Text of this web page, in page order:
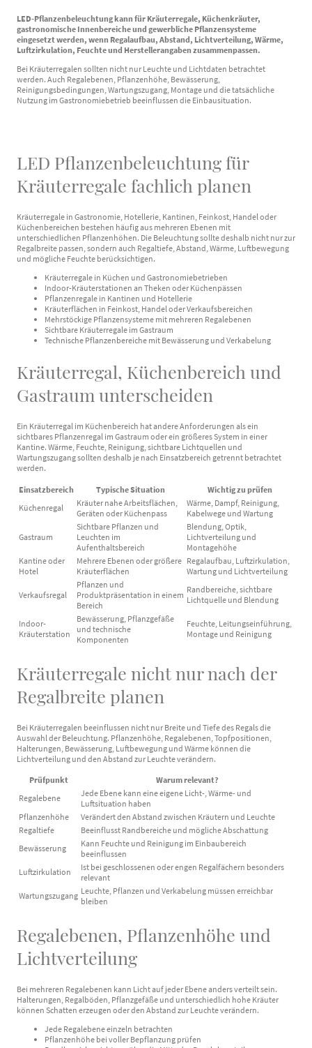
LED-Pflanzenbeleuchtung kann für Kräuterregale, Küchenkräuter,
gastronomische Innenbereiche und gewerbliche Pflanzensysteme
eingesetzt werden, wenn Regalaufbau, Abstand, Lichtverteilung, Wärme,
Luftzirkulation, Feuchte und Herstellerangaben zusammenpassen.
Bei Kräuterregalen sollten nicht nur Leuchte und Lichtdaten betrachtet
werden. Auch Regalebenen, Pflanzenhöhe, Bewässerung,
Reinigungsbedingungen, Wartungszugang, Montage und die tatsächliche
Nutzung im Gastronomiebetrieb beeinflussen die Einbausituation.
LED Pflanzenbeleuchtung für
Kräuterregale fachlich planen
Kräuterregale in Gastronomie, Hotellerie, Kantinen, Feinkost, Handel oder
Küchenbereichen bestehen häufig aus mehreren Ebenen mit
unterschiedlichen Pflanzenhöhen. Die Beleuchtung sollte deshalb nicht nur zur
Regalbreite passen, sondern auch Regaltiefe, Abstand, Wärme, Luftbewegung
und mögliche Feuchte berücksichtigen.
Kräuterregale in Küchen und Gastronomiebetrieben
Indoor-Kräuterstationen an Theken oder Küchenpässen
Pflanzenregale in Kantinen und Hotellerie
Kräuterflächen in Feinkost, Handel oder Verkaufsbereichen
Mehrstöckige Pflanzensysteme mit mehreren Regalebenen
Sichtbare Kräuterregale im Gastraum
Technische Pflanzenbereiche mit Bewässerung und Verkabelung
Kräuterregal, Küchenbereich und
Gastraum unterscheiden
Ein Kräuterregal im Küchenbereich hat andere Anforderungen als ein
sichtbares Pflanzenregal im Gastraum oder ein größeres System in einer
Kantine. Wärme, Feuchte, Reinigung, sichtbare Lichtquellen und
Wartungszugang sollten deshalb je nach Einsatzbereich getrennt betrachtet
werden.
Einsatzbereich Typische Situation
Wichtig zu prüfen
Küchenregal
Kräuter nahe Arbeitsflächen,
Geräten oder Küchenpass
Wärme, Dampf, Reinigung,
Kabelwege und Wartung
Gastraum
Sichtbare Pflanzen und
Leuchten im
Aufenthaltsbereich
Blendung, Optik,
Lichtverteilung und
Montagehöhe
Kantine oder
Hotel
Mehrere Ebenen oder größere
Kräuterflächen
Regalaufbau, Luftzirkulation,
Wartung und Lichtverteilung
Verkaufsregal
Pflanzen und
Produktpräsentation in einem
Bereich
Randbereiche, sichtbare
Lichtquelle und Blendung
Indoor-
Kräuterstation
Bewässerung, Pflanzgefäße
und technische
Komponenten
Feuchte, Leitungseinführung,
Montage und Reinigung
Kräuterregale nicht nur nach der
Regalbreite planen
Bei Kräuterregalen beeinflussen nicht nur Breite und Tiefe des Regals die
Auswahl der Beleuchtung. Pflanzenhöhe, Regalebenen, Topfpositionen,
Halterungen, Bewässerung, Luftbewegung und Wärme können die
Lichtverteilung und den Abstand zur Leuchte verändern.
Prüfpunkt
Warum relevant?
Regalebene
Jede Ebene kann eine eigene Licht-, Wärme- und
Luftsituation haben
Pflanzenhöhe
Verändert den Abstand zwischen Kräutern und Leuchte
Regaltiefe
Beeinflusst Randbereiche und mögliche Abschattung
Bewässerung
Kann Feuchte und Reinigung im Einbaubereich
beeinflussen
Luftzirkulation
Ist bei geschlossenen oder engen Regalfächern besonders
relevant
Wartungszugang Leuchte, Pflanzen und Verkabelung müssen erreichbar
bleiben
Regalebenen, Pflanzenhöhe und
Lichtverteilung
Bei mehreren Regalebenen kann Licht auf jeder Ebene anders verteilt sein.
Halterungen, Regalböden, Pflanzgefäße und unterschiedlich hohe Kräuter
können Schatten erzeugen oder den Abstand zur Leuchte verändern.
Jede Regalebene einzeln betrachten
Pflanzenhöhe bei voller Bepflanzung prüfen